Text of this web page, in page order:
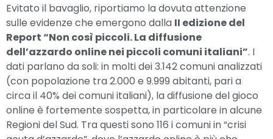
Evitato il bavaglio, riportiamo la dovuta attenzione
sulle evidenze che emergono dalla II edizione del
Report “Non così piccoli. La diffusione
dell’azzardo online nei piccoli comuni italiani”. I
dati parlano da soli: in molti dei 3.142 comuni analizzati
(con popolazione tra 2.000 e 9.999 abitanti, pari a
circa il 40% dei comuni italiani), la diffusione del gioco
online è fortemente sospetta, in particolare in alcune
Regioni del Sud. Tra questi sono 116 i comuni in “crisi